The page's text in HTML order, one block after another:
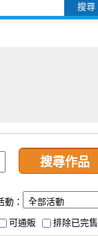
搜尋
動：
可通販 排除已完售